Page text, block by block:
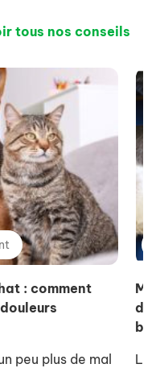
tous nos conseils
: comment
peu plus de mal
de